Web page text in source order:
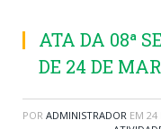
ATA DA 08ª
DE 24 DE
POR ADMINISTRADOR EM 24